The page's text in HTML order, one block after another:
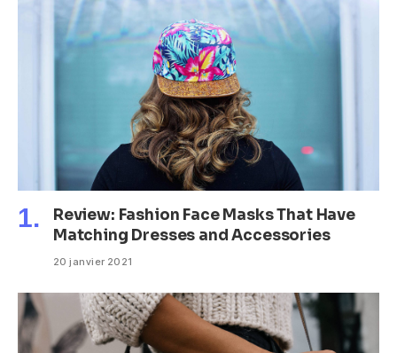
Review: Fashion Face Masks That Have
Matching Dresses and Accessories
20 janvier 2021